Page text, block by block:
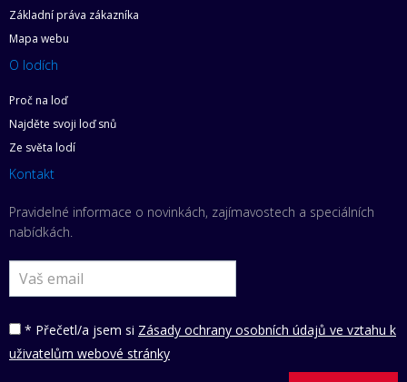
Základní práva zákazníka
Mapa webu
O lodích
Proč na loď
Najděte svoji loď snů
Ze světa lodí
Kontakt
Pravidelné informace o novinkách, zajímavostech a speciálních
nabídkách.
* Přečetl/a jsem si Zásady ochrany osobních údajů ve vztahu k
uživatelům webové stránky